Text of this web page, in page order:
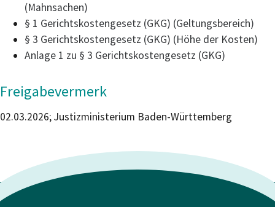
(Mahnsachen)
§ 1 Gerichtskostengesetz (GKG) (Geltungsbereich)
§ 3 Gerichtskostengesetz (GKG) (Höhe der Kosten)
Anlage 1 zu § 3 Gerichtskostengesetz (GKG)
Freigabevermerk
02.03.2026; Justizministerium Baden-Württemberg